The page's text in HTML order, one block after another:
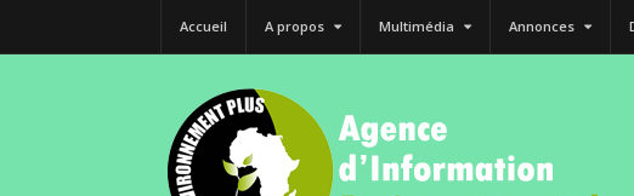
Accueil A propos Multimédia Annonces